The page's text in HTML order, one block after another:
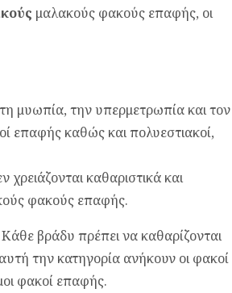
μαλακούς φακούς επαφής, οι
μυωπία, την υπερμετρωπία και τον
επαφής καθώς και πολυεστιακοί,
καθαριστικά και
φακούς επαφής.
βράδυ πρέπει να καθαρίζονται
την κατηγορία ανήκουν οι φακοί
φακοί επαφής.